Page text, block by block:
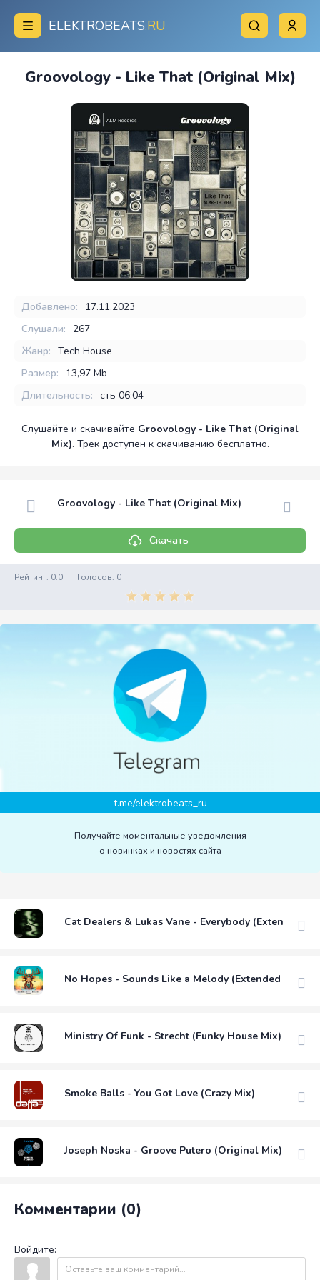
ELEKTROBEATS.RU
Groovology - Like That (Original Mix)
Добавлено:
17.11.2023
Слушали:
267
Жанр: Tech House
Размер:
13,97 Mb
Длительность: сть 06:04
Слушайте и скачивайте Groovology - Like That (Original
Mix). Трек доступен к скачиванию бесплатно.
Groovology - Like That (Original Mix)
Скачать
Рейтинг: 0.0 Голосов: 0
t.me/elektrobeats_ru
Получайте моментальные уведомления
о новинках и новостях сайта
Cat Dealers & Lukas Vane - Everybody (Extended
No Hopes - Sounds Like a Melody (Extended Mix)
Ministry Of Funk - Strecht (Funky House Mix)
Smoke Balls - You Got Love (Crazy Mix)
Joseph Noska - Groove Putero (Original Mix)
Комментарии (0)
Войдите: